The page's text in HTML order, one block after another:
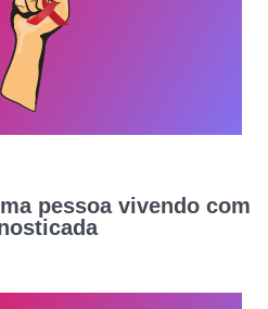
pessoa vivendo com